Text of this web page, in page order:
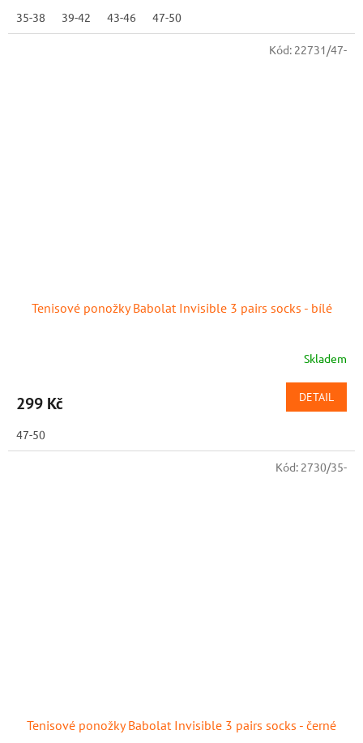
35-38 39-42 43-46 47-50
Tenisové ponožky Babolat Invisible 3 pairs socks - bílé
Skladem
299 Kč DETAIL
47-50
Kód: 22731/47-
Tenisové ponožky Babolat Invisible 3 pairs socks - černé
Kód: 2730/35-